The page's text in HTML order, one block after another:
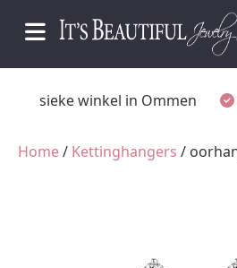
Fysieke winkel in Ommen
Home/ Kettinghangers /